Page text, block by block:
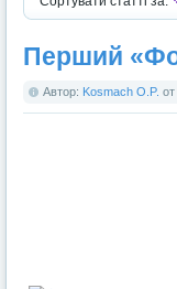
Перший
Автор: Kosmach O.P. от